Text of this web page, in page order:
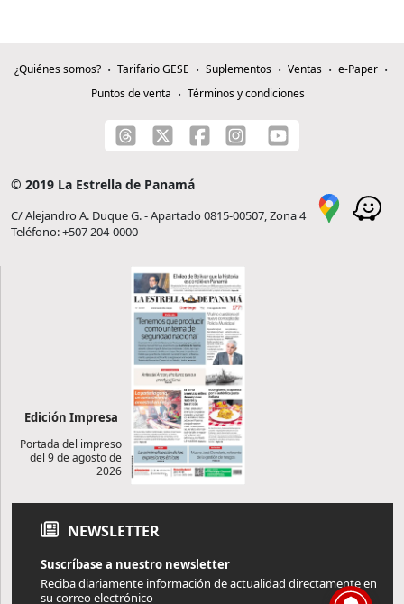
¿Quiénes somos? Tarifario GESE Suplementos Ventas
e-Paper
Puntos de venta
Términos y condiciones
© 2019 La Estrella de Panamá
C/ Alejandro A. Duque G. - Apartado 0815-00507, Zona 4
Teléfono: +507 204-0000
Edición Impresa
Portada del impreso
del 9 de agosto de
2026
NEWSLETTER
Suscríbase a nuestro newsletter
Reciba diariamente información de actualidad directamente en
su correo electrónico